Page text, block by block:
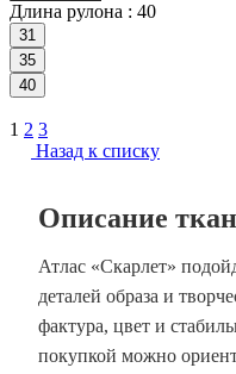
Длина рулона : 40
31
35
40
1 2 3
Назад к списку
Описание
Атлас «Скарлет»
деталей образа и
фактура, цвет и
покупкой можно